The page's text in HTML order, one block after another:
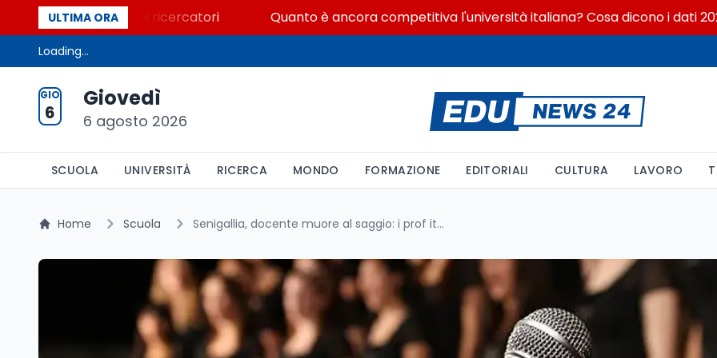
ULTIMA ORA
i migliori giovani ricercatori Quanto è ancora competitiva l'università italiana? Cosa dicono i dati 2026
Loading...
GIO
6
Giovedì
6 agosto 2026
SCUOLA UNIVERSITÀ RICERCA MONDO FORMAZIONE EDITORIALI CULTURA LAVORO
Home Scuola Senigallia, docente muore al saggio: i prof italiani i più anziani UE